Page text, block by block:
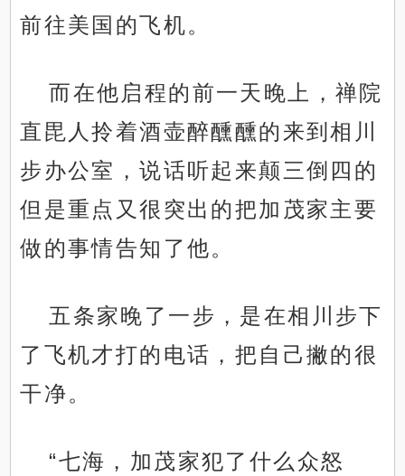
前往美国的飞机。
而在他启程的前一天晚上，禅院
直毘人拎着酒壶醉醺醺的来到相川
步办公室，说话听起来颠三倒四的
但是重点又很突出的把加茂家主要
做的事情告知了他。
五条家晚了一步，是在相川步下
了飞机才打的电话，把自己撇的很
干净。
“七海，加茂家犯了什么众怒